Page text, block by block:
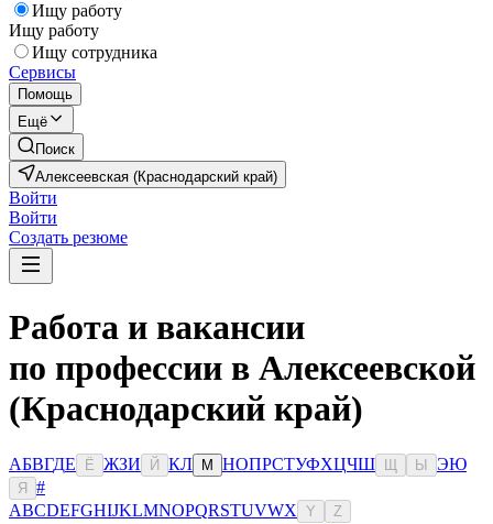
Ищу работу
Ищу работу
Ищу сотрудника
Сервисы
Помощь
Ещё
Поиск
Алексеевская (Краснодарский край)
Войти
Войти
Создать резюме
Работа и вакансии
по профессии в Алексеевской
(Краснодарский край)
АБВГДЕ Ё ЖЗИ Й КЛ М НОПРСТУФХЦЧШ Ы ЭЮ
Я
#
ABCDEFGHIJKLMNOPQRSTUVWX Y Z